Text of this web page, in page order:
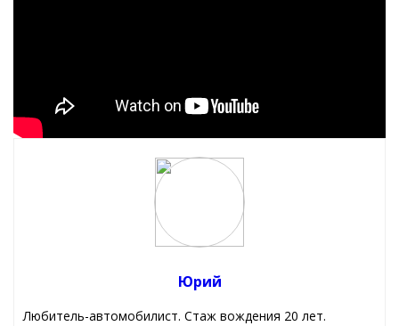
Юрий
Любитель-автомобилист. Стаж вождения 20 лет.